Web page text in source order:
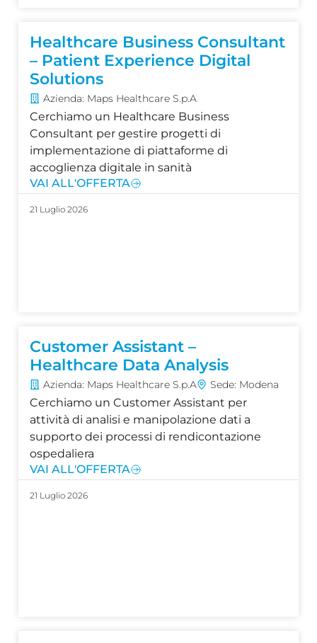
Healthcare Business Consultant
– Patient Experience Digital
Solutions
Azienda: Maps Healthcare S.p.A
Cerchiamo un Healthcare Business
Consultant per gestire progetti di
implementazione di piattaforme di
accoglienza digitale in sanità
VAI ALL'OFFERTA
21 Luglio 2026
Customer Assistant –
Healthcare Data Analysis
Azienda: Maps Healthcare S.p.A Sede: Modena
Cerchiamo un Customer Assistant per
attività di analisi e manipolazione dati a
supporto dei processi di rendicontazione
ospedaliera
VAI ALL'OFFERTA
21 Luglio 2026